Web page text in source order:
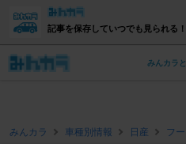
記事を保存していつでも見られる！
みんカラ
みんカラ 車種別情報 日産 フ